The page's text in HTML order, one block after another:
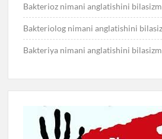
Bakterioz nimani anglatishini
Bakteriolog nimani anglatishini
Bakteriya nimani anglatishini